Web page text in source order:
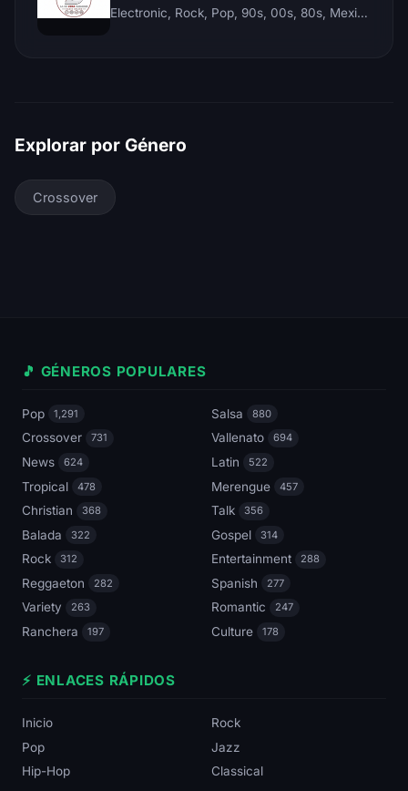
Electronic, Rock, Pop, 90s, 00s, 80s, Mexican, Ranchera, Reggaeton, Instrumental, Salsa, Merengue, Tropical, Romantic, Vallenato, Llanera
Explorar por Género
Crossover
🎵 GÉNEROS POPULARES
Pop 1,291 Salsa 880
Crossover 731 Vallenato 694
News 624 Latin 522
Tropical 478 Merengue 457
Christian 368 Talk 356
Balada 322 Gospel 314
Rock 312 Entertainment 288
Reggaeton 282 Spanish 277
Variety 263 Romantic 247
Ranchera 197 Culture 178
⚡ ENLACES RÁPIDOS
Inicio
Rock
Pop
Jazz
Hip-Hop
Classical